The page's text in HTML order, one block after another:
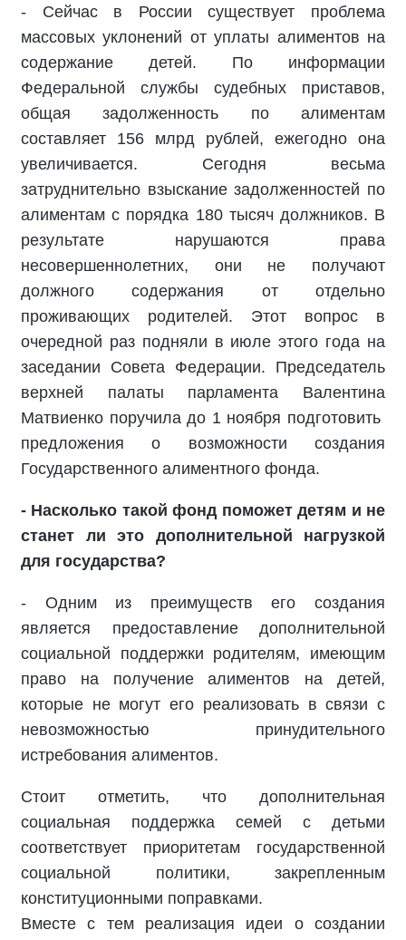
- Сейчас в России существует проблема
массовых уклонений от уплаты алиментов на
содержание детей. По информации
Федеральной службы судебных приставов,
общая задолженность по алиментам
составляет 156 млрд рублей, ежегодно она
увеличивается. Сегодня весьма
затруднительно взыскание задолженностей по
алиментам с порядка 180 тысяч должников. В
результате нарушаются права
несовершеннолетних, они не получают
должного содержания от отдельно
проживающих родителей. Этот вопрос в
очередной раз подняли в июле этого года на
заседании Совета Федерации. Председатель
верхней палаты парламента Валентина
Матвиенко поручила до 1 ноября подготовить
предложения о возможности создания
Государственного алиментного фонда.
- Насколько такой фонд поможет детям и не
станет ли это дополнительной нагрузкой
для государства?
- Одним из преимуществ его создания
является предоставление дополнительной
социальной поддержки родителям, имеющим
право на получение алиментов на детей,
которые не могут его реализовать в связи с
невозможностью принудительного
истребования алиментов.
Стоит отметить, что дополнительная
социальная поддержка семей с детьми
соответствует приоритетам государственной
социальной политики, закрепленным
конституционными поправками.
Вместе с тем реализация идеи о создании